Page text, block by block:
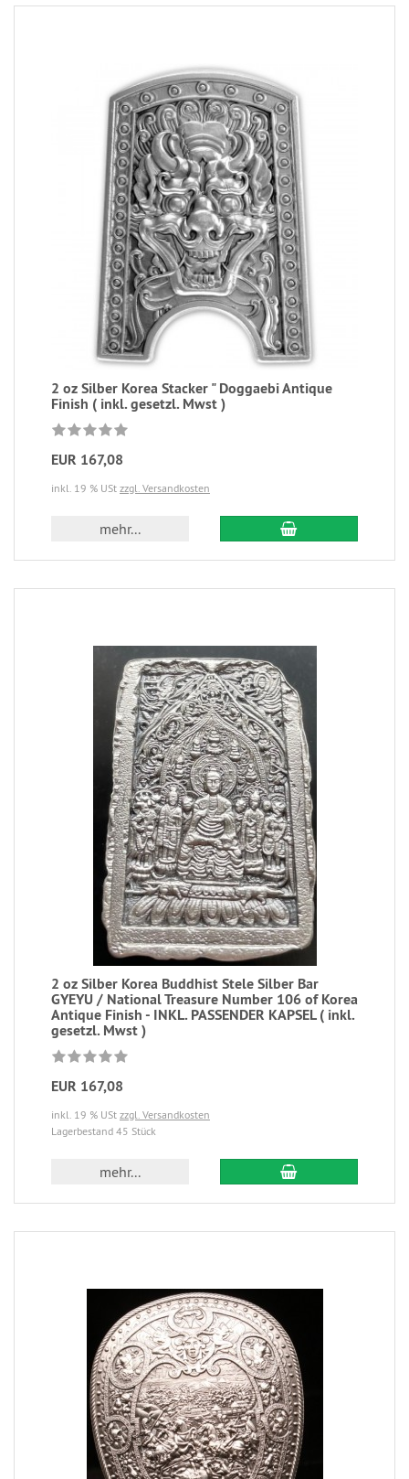
2 oz Silber Korea Stacker " Doggaebi Antique
Finish ( inkl. gesetzl. Mwst )
EUR 167,08
inkl. 19 % USt zzgl. Versandkosten
mehr...
2 oz Silber Korea Buddhist Stele Silber Bar
GYEYU / National Treasure Number 106 of Korea
Antique Finish - INKL. PASSENDER KAPSEL ( inkl.
gesetzl. Mwst )
EUR 167,08
inkl. 19 % USt zzgl. Versandkosten
Lagerbestand 45 Stück
mehr...